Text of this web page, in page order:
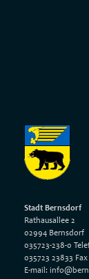
Stadt Bernsdorf
Rathausallee 2
02994 Bernsdorf
035723-238-0
035723 23833 Fax
E-mail: